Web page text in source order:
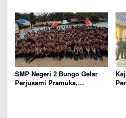
polres Bungo dan Kapolsek
Diminta Segera Bertindak
SMP Negeri 2 Bungo Gelar
Perjusami Pramuka,